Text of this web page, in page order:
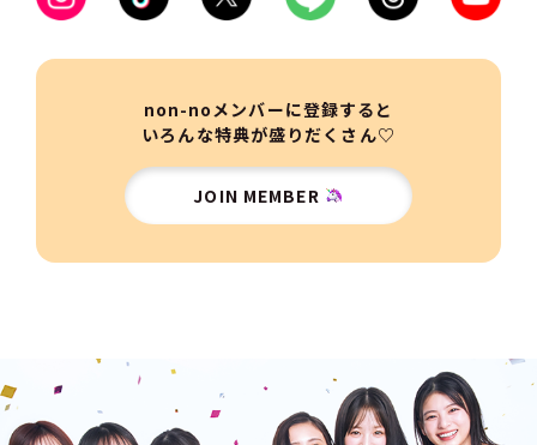
non-noメンバーに登録すると
いろんな特典が盛りだくさん♡
JOIN MEMBER